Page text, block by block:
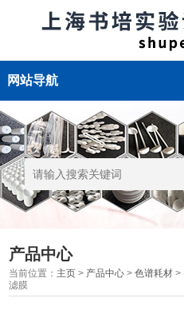
网站导航
产品中心
当前位置： 主页 > 产品中心 >色谱耗材 >
滤膜